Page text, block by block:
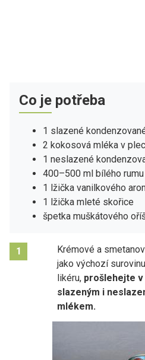
Co je potřeba
1 slazené
2 kokosová mléka v
1 neslazené
400–500 ml bílého rumu
1 lžička vanilkového
1 lžička mleté skořice
špetka muškátového
1 Krémové a
jako výchozí
likéru, prošlehejte
slazeným i
mlékem.